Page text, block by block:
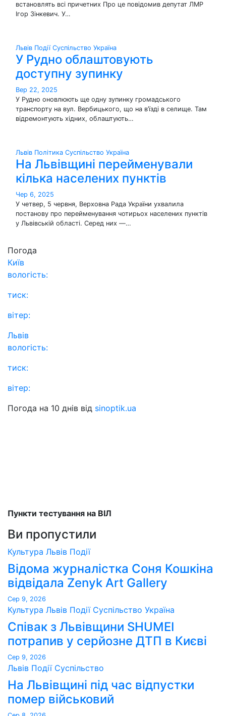
встановлять всі причетних Про це повідомив депутат ЛМР
Ігор Зінкевич. У…
Львів Події Суспільство Україна
У Рудно облаштовують
доступну зупинку
Вер 22, 2025
У Рудно оновлюють ще одну зупинку громадського
транспорту на вул. Вербицького, що на в’їзді в селище. Там
відремонтують хідних, облаштують…
Львів Політика Суспільство Україна
На Львівщині перейменували
кілька населених пунктів
Чер 6, 2025
У четвер, 5 червня, Верховна Рада України ухвалила
постанову про перейменування чотирьох населених пунктів
у Львівській області. Серед них —…
Погода
Київ
вологість:
тиск:
вітер:
Львів
вологість:
тиск:
вітер:
Погода на 10 днів від sinoptik.ua
Пункти тестування на ВІЛ
Ви пропустили
Культура Львів Події
Відома журналістка Соня Кошкіна
відвідала Zenyk Art Gallery
Сер 9, 2026
Культура Львів Події Суспільство Україна
Співак з Львівщини SHUMEI
потрапив у серйозне ДТП в Києві
Сер 9, 2026
Львів Події Суспільство
На Львівщині під час відпустки
помер військовий